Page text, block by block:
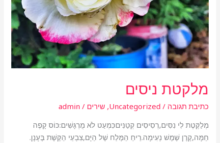
מלקטת ניסים
כתיבת תגובה /
Uncategorized
,שירים /
admin
מְלַקֶּטֶת לִי נִסִּים,רְסִיסִים קְטַנִּיםכִּמְעַט לֹא מֻרְגָּשִׁים:כּוֹס קָפֶה
חַמָּה,קֶרֶן שֶׁמֶשׁ נְעִימָה.רֵיחַ הַמֶּלַח שֶׁל הַיָּם,צִבְעֵי הַקֶּשֶׁת בֶּעָנָן.